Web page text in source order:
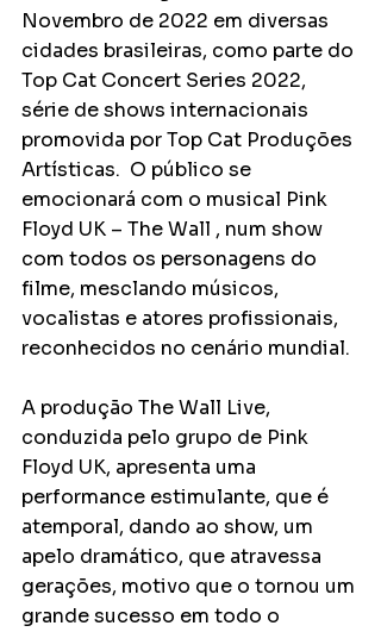
Novembro de 2022 em diversas
cidades brasileiras, como parte do
Top Cat Concert Series 2022,
série de shows internacionais
promovida por Top Cat Produções
Artísticas.  O público se
emocionará com o musical Pink
Floyd UK – The Wall , num show
com todos os personagens do
filme, mesclando músicos,
vocalistas e atores profissionais,
reconhecidos no cenário mundial.
A produção The Wall Live,
conduzida pelo grupo de Pink
Floyd UK, apresenta uma
performance estimulante, que é
atemporal, dando ao show, um
apelo dramático, que atravessa
gerações, motivo que o tornou um
grande sucesso em todo o